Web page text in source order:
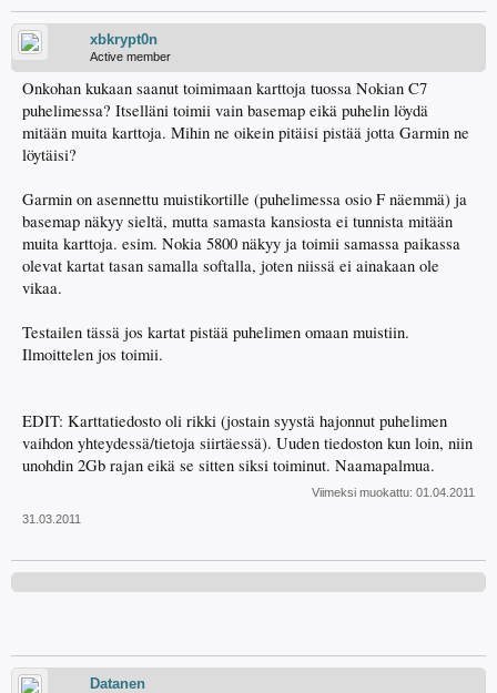
xbkrypt0n
Active member
Onkohan kukaan saanut toimimaan karttoja tuossa Nokian C7
puhelimessa? Itselläni toimii vain basemap eikä puhelin löydä
mitään muita karttoja. Mihin ne oikein pitäisi pistää jotta Garmin ne
löytäisi?
Garmin on asennettu muistikortille (puhelimessa osio F näemmä) ja
basemap näkyy sieltä, mutta samasta kansiosta ei tunnista mitään
muita karttoja. esim. Nokia 5800 näkyy ja toimii samassa paikassa
olevat kartat tasan samalla softalla, joten niissä ei ainakaan ole
vikaa.
Testailen tässä jos kartat pistää puhelimen omaan muistiin.
Ilmoittelen jos toimii.
EDIT: Karttatiedosto oli rikki (jostain syystä hajonnut puhelimen
vaihdon yhteydessä/tietoja siirtäessä). Uuden tiedoston kun loin, niin
unohdin 2Gb rajan eikä se sitten siksi toiminut. Naamapalmua.
Viimeksi muokattu: 01.04.2011
31.03.2011
Datanen